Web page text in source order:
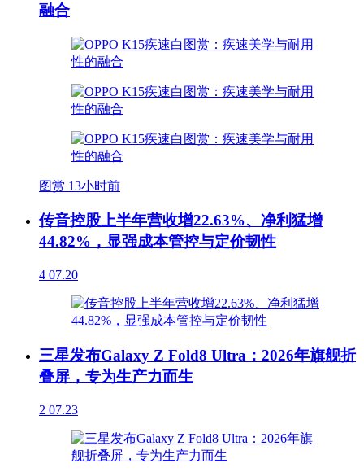
融合
图赏 13小时前
传音控股上半年营收增22.63%、净利猛增
44.82%，显强成本管控与定价韧性
4 07.20
三星发布Galaxy Z Fold8 Ultra：2026年旗舰折
叠屏，专为生产力而生
2 07.23